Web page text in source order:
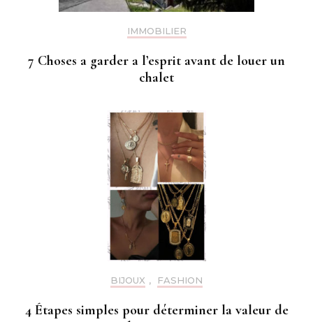
IMMOBILIER
7 Choses a garder a l’esprit avant de louer un
chalet
BIJOUX , FASHION
4 Étapes simples pour déterminer la valeur de